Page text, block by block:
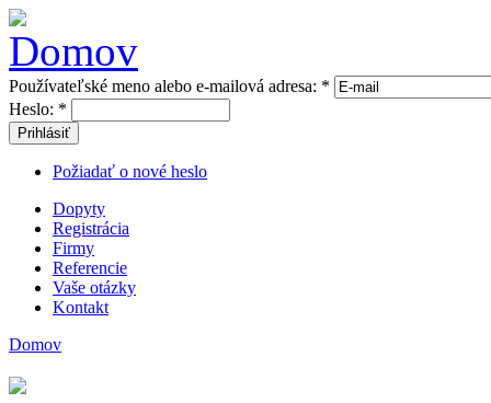
Používateľské meno alebo e-mailová adresa: *
Heslo: *
Prihlásiť
Požiadať o nové heslo
Dopyty
Registrácia
Firmy
Referencie
Vaše otázky
Kontakt
Domov